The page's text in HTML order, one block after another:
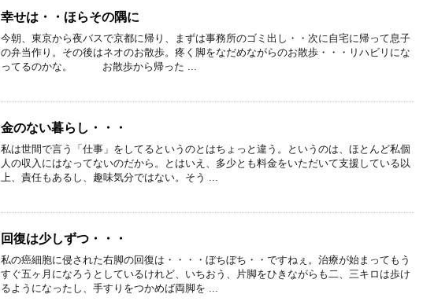
幸せは・・ほらその隅に
今朝、東京から夜バスで京都に帰り、まずは事務所のゴミ出し・・次に自宅に帰って息子
の弁当作り。その後はネオのお散歩。疼く脚をなだめながらのお散歩・・・リハビリにな
ってるのかな。 お散歩から帰った ...
金のない暮らし・・・
私は世間で言う「仕事」をしてるというのとはちょっと違う。というのは、ほとんど私個
人の収入にはなってないのだから。とはいえ、多少とも料金をいただいて支援している以
上、責任もあるし、趣味気分ではない。そう ...
回復は少しずつ・・・
私の癌細胞に侵された右脚の回復は・・・・ぼちぼち・・ですねぇ。治療が始まってもう
すぐ五ヶ月になろうとしているけれど、いちおう、片脚をひきながらも二、三キロは歩け
るようになったし、手すりをつかめば両脚を ...